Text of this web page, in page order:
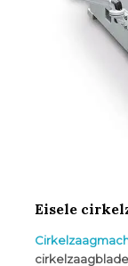
Eisele
Cirkelzaag